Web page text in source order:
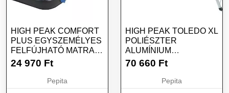
HIGH PEAK COMFORT
PLUS EGYSZEMÉLYES
FELFÚJHATÓ MATRAC
- SZÜRKE/KÉK
24 970 Ft
Pepita
HIGH PEAK TOLEDO XL
POLIÉSZTER
ALUMÍNIUM
EGYSZEMÉLYES ÁGY
70 660 Ft
Pepita